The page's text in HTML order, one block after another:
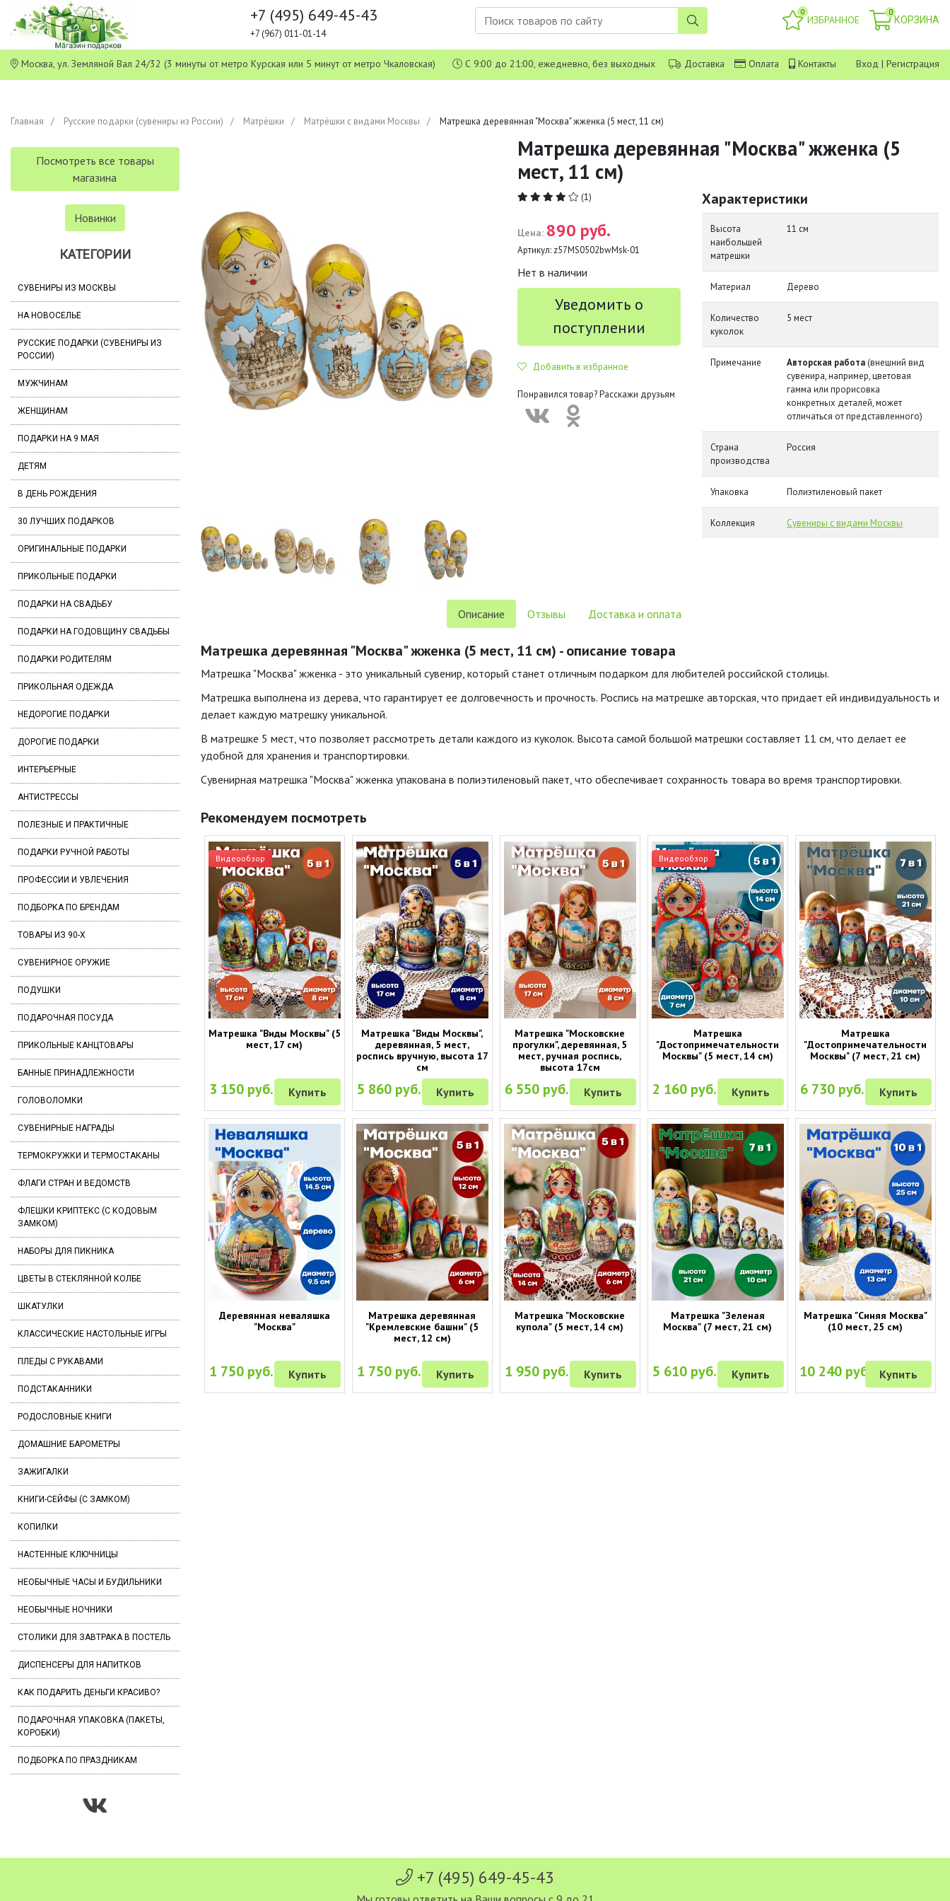
+7 (495) 649-45-43
+7 (967) 011-01-14
0
ИЗБРАННОЕ
0
КОРЗИНА
Москва, ул. Земляной Вал 24/32 (3 минуты от метро Курская или 5 минут от метро Чкаловская) С 9:00 до 21:00, ежедневно, без выходных Доставка Оплата Контакты Вход | Регистрация
Главная Русские подарки (сувениры из России) Матрёшки Матрёшки с видами Москвы Матрешка деревянная "Москва" жженка (5 мест, 11 см)
Посмотреть все товары
магазина
Новинки
КАТЕГОРИИ
СУВЕНИРЫ ИЗ МОСКВЫ
НА НОВОСЕЛЬЕ
РУССКИЕ ПОДАРКИ (СУВЕНИРЫ ИЗ
РОССИИ)
МУЖЧИНАМ
ЖЕНЩИНАМ
ПОДАРКИ НА 9 МАЯ
ДЕТЯМ
В ДЕНЬ РОЖДЕНИЯ
30 ЛУЧШИХ ПОДАРКОВ
ОРИГИНАЛЬНЫЕ ПОДАРКИ
ПРИКОЛЬНЫЕ ПОДАРКИ
ПОДАРКИ НА СВАДЬБУ
ПОДАРКИ НА ГОДОВЩИНУ СВАДЬБЫ
ПОДАРКИ РОДИТЕЛЯМ
ПРИКОЛЬНАЯ ОДЕЖДА
НЕДОРОГИЕ ПОДАРКИ
ДОРОГИЕ ПОДАРКИ
ИНТЕРЬЕРНЫЕ
АНТИСТРЕССЫ
ПОЛЕЗНЫЕ И ПРАКТИЧНЫЕ
ПОДАРКИ РУЧНОЙ РАБОТЫ
ПРОФЕССИИ И УВЛЕЧЕНИЯ
ПОДБОРКА ПО БРЕНДАМ
ТОВАРЫ ИЗ 90-Х
СУВЕНИРНОЕ ОРУЖИЕ
ПОДУШКИ
ПОДАРОЧНАЯ ПОСУДА
ПРИКОЛЬНЫЕ КАНЦТОВАРЫ
БАННЫЕ ПРИНАДЛЕЖНОСТИ
ГОЛОВОЛОМКИ
СУВЕНИРНЫЕ НАГРАДЫ
ТЕРМОКРУЖКИ И ТЕРМОСТАКАНЫ
ФЛАГИ СТРАН И ВЕДОМСТВ
ФЛЕШКИ КРИПТЕКС (С КОДОВЫМ
ЗАМКОМ)
НАБОРЫ ДЛЯ ПИКНИКА
ЦВЕТЫ В СТЕКЛЯННОЙ КОЛБЕ
ШКАТУЛКИ
КЛАССИЧЕСКИЕ НАСТОЛЬНЫЕ ИГРЫ
ПЛЕДЫ С РУКАВАМИ
ПОДСТАКАННИКИ
РОДОСЛОВНЫЕ КНИГИ
ДОМАШНИЕ БАРОМЕТРЫ
ЗАЖИГАЛКИ
КНИГИ-СЕЙФЫ (С ЗАМКОМ)
КОПИЛКИ
НАСТЕННЫЕ КЛЮЧНИЦЫ
НЕОБЫЧНЫЕ ЧАСЫ И БУДИЛЬНИКИ
НЕОБЫЧНЫЕ НОЧНИКИ
СТОЛИКИ ДЛЯ ЗАВТРАКА В ПОСТЕЛЬ
ДИСПЕНСЕРЫ ДЛЯ НАПИТКОВ
КАК ПОДАРИТЬ ДЕНЬГИ КРАСИВО?
ПОДАРОЧНАЯ УПАКОВКА (ПАКЕТЫ,
КОРОБКИ)
ПОДБОРКА ПО ПРАЗДНИКАМ
Матрешка деревянная "Москва" жженка (5
мест, 11 см)
(1)
Цена: 890 руб.
Артикул: z57MS0502bwMsk-01
Нет в наличии
Уведомить о
поступлении
Добавить в избранное
Понравился товар? Расскажи друзьям
Характеристики
Высота
наибольшей
матрешки
11 см
Материал Дерево
Количество
куколок
5 мест
Примечание Авторская работа(внешний вид
сувенира, например, цветовая
гамма или прорисовка
конкретных деталей, может
отличаться от представленного)
Страна
производства
Россия
Упаковка Полиэтиленовый пакет
Коллекция Сувениры с видами Москвы
Описание Отзывы Доставка и оплата
Матрешка деревянная "Москва" жженка (5 мест, 11 см) - описание товара
Матрешка "Москва" жженка - это уникальный сувенир, который станет отличным подарком для любителей российской столицы.
Матрешка выполнена из дерева, что гарантирует ее долговечность и прочность. Роспись на матрешке авторская, что придает ей индивидуальность и
делает каждую матрешку уникальной.
В матрешке 5 мест, что позволяет рассмотреть детали каждого из куколок. Высота самой большой матрешки составляет 11 см, что делает ее
удобной для хранения и транспортировки.
Сувенирная матрешка "Москва" жженка упакована в полиэтиленовый пакет, что обеспечивает сохранность товара во время транспортировки.
Рекомендуем посмотреть
Видеообзор
Матрешка "Виды Москвы" (5
мест, 17 см)
3 150 руб. Купить
Матрешка "Виды Москвы",
деревянная, 5 мест,
роспись вручную, высота 17
см
5 860 руб. Купить
Матрешка "Московские
прогулки", деревянная, 5
мест, ручная роспись,
высота 17см
6 550 руб. Купить
Видеообзор
Матрешка
"Достопримечательности
Москвы" (5 мест, 14 см)
2 160 руб. Купить
Матрешка
"Достопримечательности
Москвы" (7 мест, 21 см)
6 730 руб. Купить
Деревянная неваляшка
"Москва"
1 750 руб. Купить
Матрешка деревянная
"Кремлевские башни" (5
мест, 12 см)
1 750 руб. Купить
Матрешка "Московские
купола" (5 мест, 14 см)
1 950 руб. Купить
Матрешка "Зеленая
Москва" (7 мест, 21 см)
5 610 руб. Купить
Матрешка "Синяя Москва"
(10 мест, 25 см)
10 240 руб. Купить
+7 (495) 649-45-43